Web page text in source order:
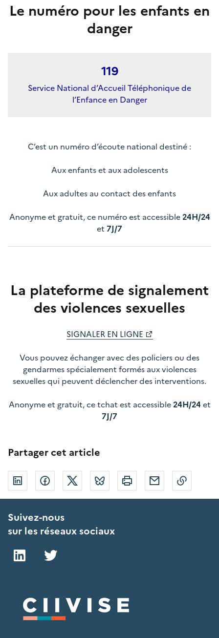
Le numéro pour les enfants en
danger
119
Service National d’Accueil Téléphonique de
l’Enfance en Danger
C’est un numéro d’écoute national destiné :
Aux enfants et aux adolescents
Aux adultes au contact des enfants
Anonyme et gratuit, ce numéro est accessible24H/24
et 7J/7
La plateforme de signalement
des violences sexuelles
SIGNALER EN LIGNE
Vous pouvez échanger avec des policiers ou des
gendarmes spécialement formés aux violences
sexuelles qui peuvent déclencher des interventions.
Anonyme et gratuit, ce tchat est accessible24H/24 et
7J/7
Partager cet article
Linkedin FacebookTwitter Bluesky Imprimer Courriel
Suivez-nous
sur les réseaux sociaux
LinkedIn